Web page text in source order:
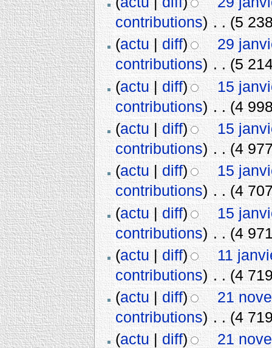
contributions) ‎. . (5
(actu|diff)
29
contributions)‎. . (5
(actu|diff)
15
contributions)‎. . (4
(actu |diff)
15
contributions)‎. . (4
(actu|diff)
15
contributions) ‎. . (4
(actu|diff)
15
contributions)‎. . (4
(actu|diff)
11
contributions)‎. . (4
(actu|diff)
21
contributions)‎. . (4
(actu|diff) 21